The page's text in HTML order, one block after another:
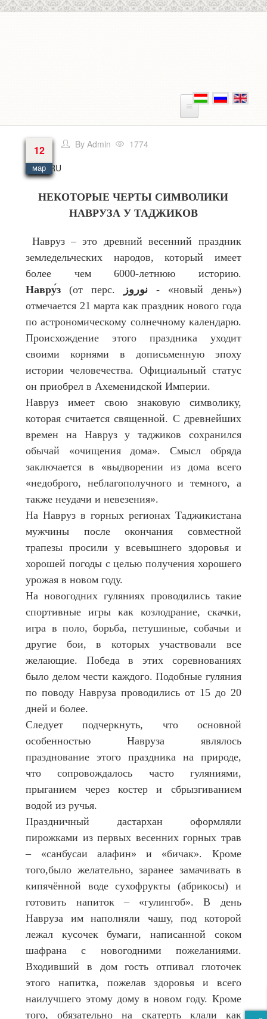
12
мар
ByAdmin
1774
Язык RU
НЕКОТОРЫЕ ЧЕРТЫ СИМВОЛИКИ
НАВРУЗА У ТАДЖИКОВ
Навруз – это древний весенний праздник
земледельческих народов, который имеет
более чем 6000-летнюю историю.
Навру́з (от перс. نوروز ‎ - «новый день»)
отмечается 21 марта как праздник нового года
по астрономическому солнечному календарю.
Происхождение этого праздника уходит
своими корнями в дописьменную эпоху
истории человечества. Официальный статус
он приобрел в Ахеменидской Империи.
Навруз имеет свою знаковую символику,
которая считается священной. С древнейших
времен на Навруз у таджиков сохранился
обычай «очищения дома». Смысл обряда
заключается в «выдворении из дома всего
«недоброго, неблагополучного и темного, а
также неудачи и невезения».
На Навруз в горных регионах Таджикистана
мужчины после окончания совместной
трапезы просили у всевышнего здоровья и
хорошей погоды с целью получения хорошего
урожая в новом году.
На новогодних гуляниях проводились такие
спортивные игры как козлодрание, скачки,
игра в поло, борьба, петушиные, собачьи и
другие бои, в которых участвовали все
желающие. Победа в этих соревнованиях
было делом чести каждого. Подобные гуляния
по поводу Навруза проводились от 15 до 20
дней и более.
Следует подчеркнуть, что основной
особенностью Навруза являлось
празднование этого праздника на природе,
что сопровождалось часто гуляниями,
прыганием через костер и сбрызгиванием
водой из ручья.
Праздничный дастархан оформляли
пирожками из первых весенних горных трав
– «санбусаи алафин» и «бичак». Кроме
того,было желательно, заранее замачивать в
кипячённой воде сухофрукты (абрикосы) и
готовить напиток – «гулингоб». В день
Навруза им наполняли чашу, под которой
лежал кусочек бумаги, написанной соком
шафрана с новогодними пожеланиями.
Входивший в дом гость отпивал глоточек
этого напитка, пожелав здоровья и всего
наилучшего этому дому в новом году. Кроме
того, обязательно на скатерть клали как